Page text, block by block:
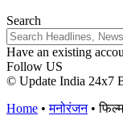
Search
Have an existing
Follow US
© Update India 24x7
Home •मनोरंजन•